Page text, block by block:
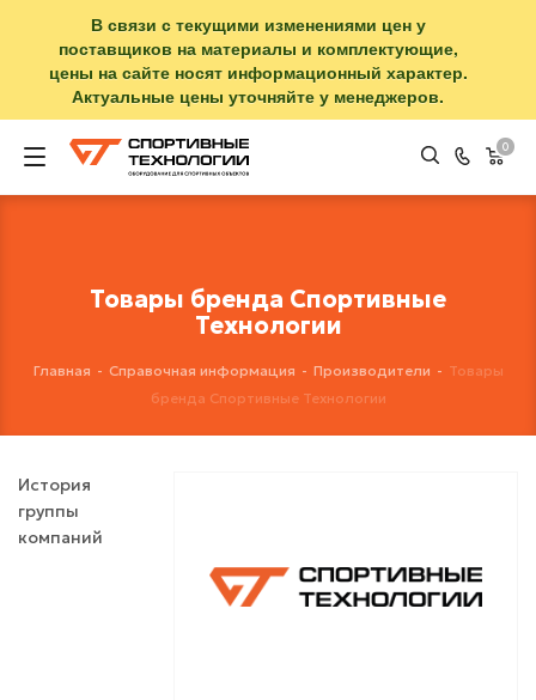
В связи с текущими изменениями цен у
поставщиков на материалы и комплектующие,
цены на сайте носят информационный характер.
Актуальные цены уточняйте у менеджеров.
0
Товары бренда Спортивные
Технологии
Главная - Справочная информация - Производители - Товары
бренда Спортивные Технологии
История
группы
компаний